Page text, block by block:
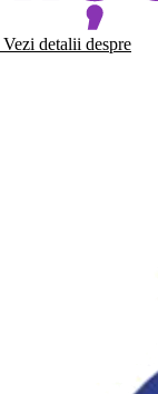
Vezi detalii despre